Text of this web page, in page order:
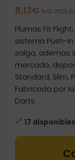
8,13€ Iva
Plumas Fit
sistema Push-
salga, ademas
mercado,
Standard, Slim,
Fabricada por
Darts
17 disponibles